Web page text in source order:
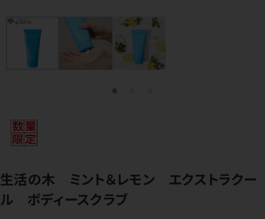
生活の木 ミント＆レモン エクストラクー
ル ボディースクラブ